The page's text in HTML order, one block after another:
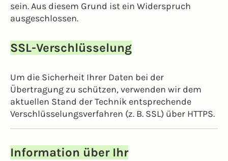
sein. Aus diesem Grund ist ein Widerspruch
ausgeschlossen.
SSL-Verschlüsselung
Um die Sicherheit Ihrer Daten bei der
Übertragung zu schützen, verwenden wir dem
aktuellen Stand der Technik entsprechende
Verschlüsselungsverfahren (z. B. SSL) über HTTPS.
Information über Ihr